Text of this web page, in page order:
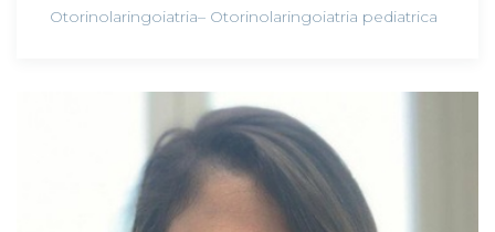
Otorinolaringoiatria– Otorinolaringoiatria pediatrica